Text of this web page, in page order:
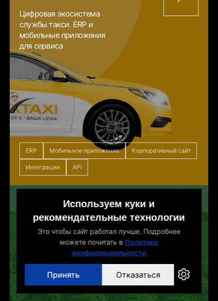
Цифровая экосистема
службы такси. ERP и
мобильные приложения
для сервиса
ERP Мобильное приложение Корпоративный сайт
Интеграции API
Amritex
Разработка
корпоративного сайта с
онлайн-записью на агро-
Используем куки и
рекомендательные технологии
Это чтобы сайт работал лучше. Подробнее
можете почитать в Политике
конфиденциальности
Принять Отказаться